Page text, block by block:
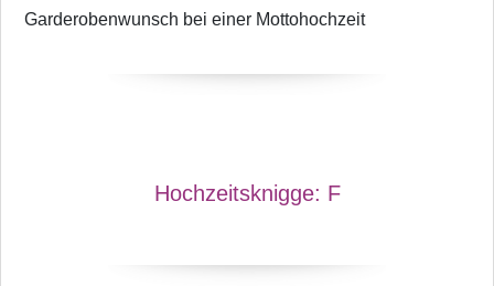
Garderobenwunsch bei einer Mottohochzeit
Hochzeitsknigge: F